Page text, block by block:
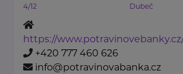
4/12
Dubeč
https://
+420 777 460 626
info@potravinovabanka.cz